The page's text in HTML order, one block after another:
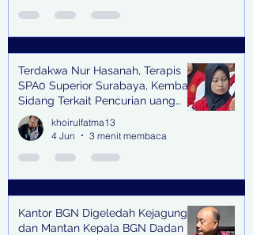
Terdakwa Nur Hasanah, Terapis
SPA0 Superior Surabaya, Kembali
Sidang Terkait Pencurian uang
senilai Rp1,285 M di PN Surabaya
khoirulfatma13
4 Jun
3 menit membaca
Kantor BGN Digeledah Kejagung
dan Mantan Kepala BGN Dadan